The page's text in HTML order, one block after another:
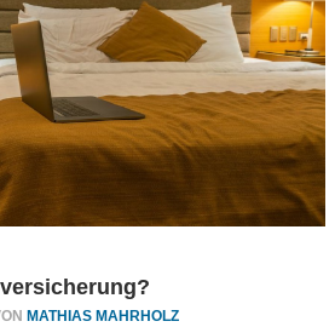
MATHIAS MAHRHOLZ